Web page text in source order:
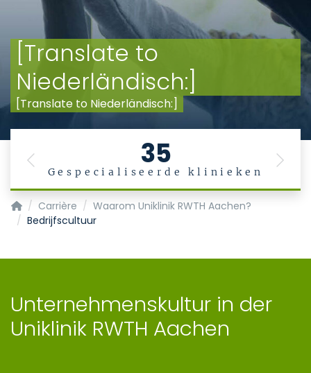
[Translate to
Niederländisch:]
[Translate to Niederländisch:]
35
Gespecialiseerde klinieken
Previous Next
Startpagina
Carrière
Waarom Uniklinik RWTH Aachen?
Bedrijfscultuur
Unternehmenskultur in der
Uniklinik RWTH Aachen